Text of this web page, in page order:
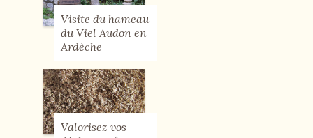
Visite du hameau
du Viel Audon en
Ardèche
Valorisez vos